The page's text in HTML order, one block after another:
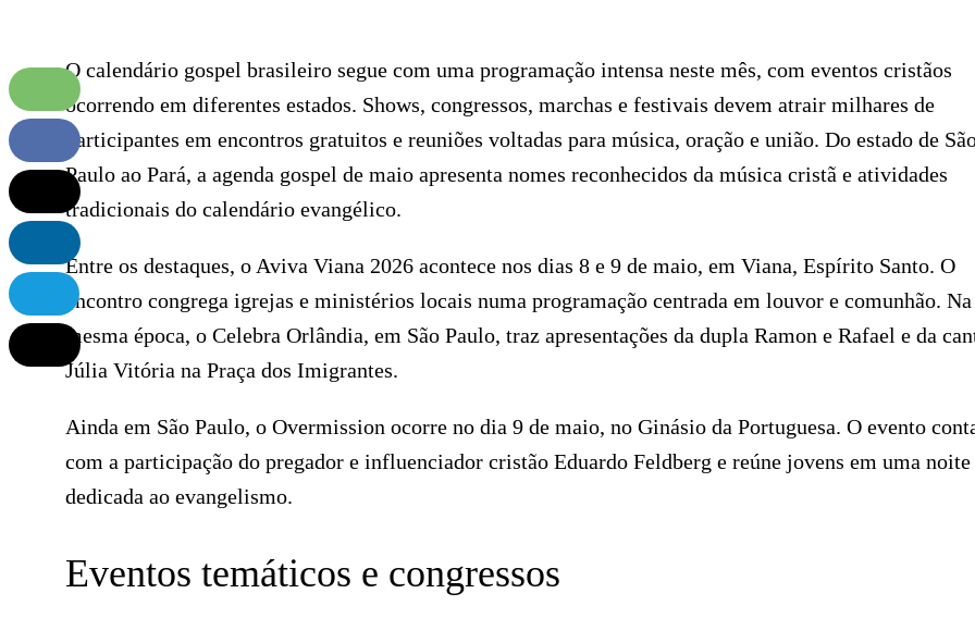
O calendário gospel brasileiro segue com uma programação intensa neste mês, com eventos cristãos
ocorrendo em diferentes estados. Shows, congressos, marchas e festivais devem atrair milhares de
participantes em encontros gratuitos e reuniões voltadas para música, oração e união. Do estado de
Paulo ao Pará, a agenda gospel de maio apresenta nomes reconhecidos da música cristã e atividades
tradicionais do calendário evangélico.
Entre os destaques, o Aviva Viana 2026 acontece nos dias 8 e 9 de maio, em Viana, Espírito Santo. O
encontro congrega igrejas e ministérios locais numa programação centrada em louvor e comunhão. Na
mesma época, o Celebra Orlândia, em São Paulo, traz apresentações da dupla Ramon e Rafael e da
Júlia Vitória na Praça dos Imigrantes.
Ainda em São Paulo, o Overmission ocorre no dia 9 de maio, no Ginásio da Portuguesa. O evento
com a participação do pregador e influenciador cristão Eduardo Feldberg e reúne jovens em uma noite
dedicada ao evangelismo.
Eventos temáticos e congressos